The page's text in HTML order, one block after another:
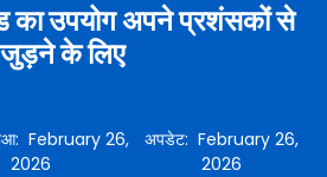
का उपयोग अपने प्रशंसकों से
जुड़ने के लिए
: February 26,
2026
अपडेट:February 26,
2026